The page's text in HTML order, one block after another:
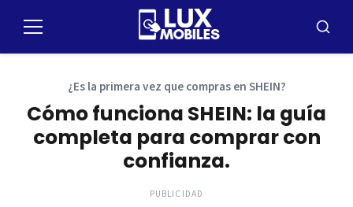
paraMenú
¿Es la primera vez que compras en SHEIN?
Cómo funciona SHEIN: la guía
completa para comprar con
confianza.
PUBLICIDAD